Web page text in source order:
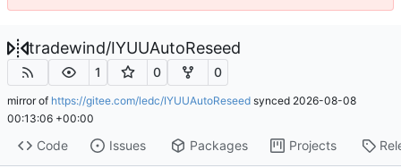
tradewind/IYUUAutoReseed
1 0 0
mirror of https://gitee.com/ledc/IYUUAutoReseed synced 2026-08-08
00:13:06 +00:00
Code Issues Packages Projects